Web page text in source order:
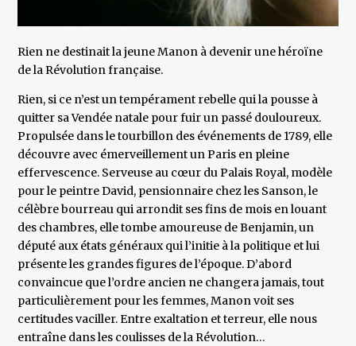
Rien ne destinait la jeune Manon à devenir une héroïne
de la Révolution française.
Rien, si ce n’est un tempérament rebelle qui la pousse à
quitter sa Vendée natale pour fuir un passé douloureux.
Propulsée dans le tourbillon des événements de 1789, elle
découvre avec émerveillement un Paris en pleine
effervescence. Serveuse au cœur du Palais Royal, modèle
pour le peintre David, pensionnaire chez les Sanson, le
célèbre bourreau qui arrondit ses fins de mois en louant
des chambres, elle tombe amoureuse de Benjamin, un
député aux états généraux qui l’initie à la politique et lui
présente les grandes figures de l’époque. D’abord
convaincue que l’ordre ancien ne changera jamais, tout
particulièrement pour les femmes, Manon voit ses
certitudes vaciller. Entre exaltation et terreur, elle nous
entraîne dans les coulisses de la Révolution…